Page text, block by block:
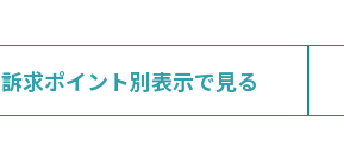
訴求ポイント別表示で見る